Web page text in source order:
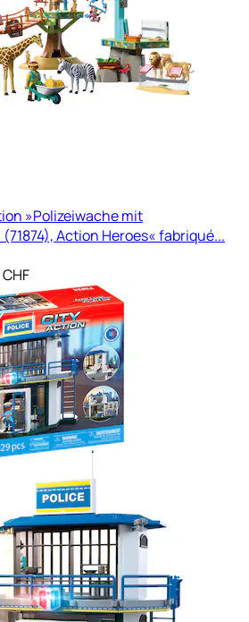
»Polizeiwache mit
Action Heroes« fabriqué...